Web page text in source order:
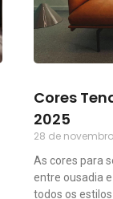
Cores
2025
28 de
As cores para
entre ousadia
todos os